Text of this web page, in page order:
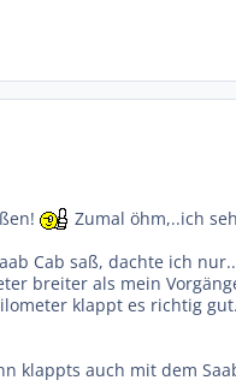
Zumal öhm,..ich
Cab saß, dachte ich
breiter als mein
klappt es richtig
klappts auch mit dem